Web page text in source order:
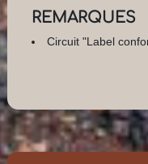
REMARQUES
Circuit "Label